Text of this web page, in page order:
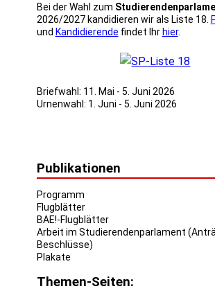
Bei der Wahl zum
2026/2027 kandidieren wir als Liste 18.
und Kandidierende findet Ihr hier.
Briefwahl: 11. Mai - 5. Juni 2026
Urnenwahl: 1. Juni - 5. Juni 2026
Publikationen
Programm
Flugblätter
BAE!-Flugblätter
Arbeit im Studierendenparlament
Beschlüsse)
Plakate
Themen-Seiten: